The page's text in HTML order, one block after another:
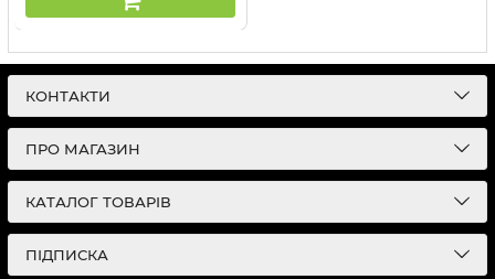
КОНТАКТИ
ПРО МАГАЗИН
КАТАЛОГ ТОВАРІВ
ПІДПИСКА